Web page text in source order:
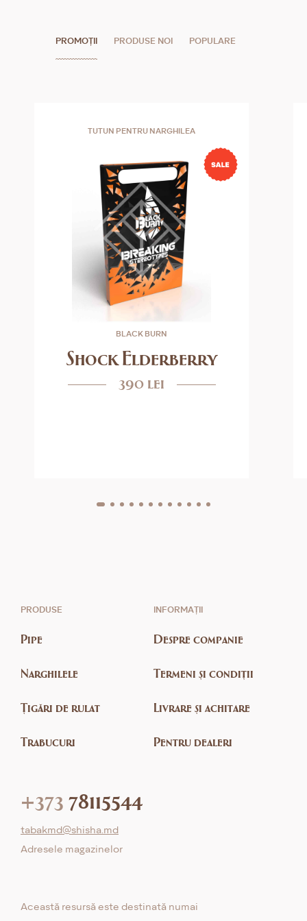
PROMOȚII PRODUSE NOI POPULARE
TUTUN PENTRU NARGHILEA
BLACK BURN
Shock Elderberry
390 lei
PRODUSE
Pipe
Narghilele
Țigări de rulat
Trabucuri
INFORMAȚII
Despre companie
Termeni și condiții
Livrare și achitare
Pentru dealeri
+373 78115544
tabakmd@shisha.md
Adresele magazinelor
Această resursă este destinată numai